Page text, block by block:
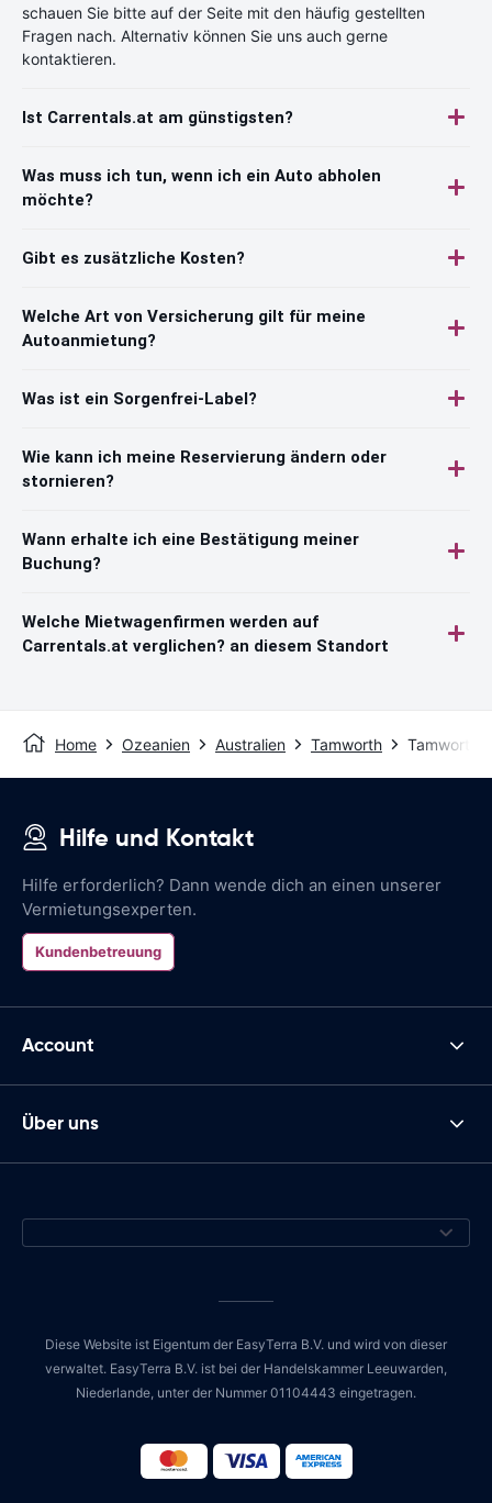
schauen Sie bitte auf der Seite mit den häufig gestellten
Fragen nach. Alternativ können Sie uns auch gerne
kontaktieren.
Ist Carrentals.at am günstigsten?
Was muss ich tun, wenn ich ein Auto abholen
möchte?
Gibt es zusätzliche Kosten?
Welche Art von Versicherung gilt für meine
Autoanmietung?
Was ist ein Sorgenfrei-Label?
Wie kann ich meine Reservierung ändern oder
stornieren?
Wann erhalte ich eine Bestätigung meiner
Buchung?
Welche Mietwagenfirmen werden auf
Carrentals.at verglichen? an diesem Standort
Home Ozeanien Australien Tamworth Tamworth
Hilfe und Kontakt
Hilfe erforderlich? Dann wende dich an einen unserer
Vermietungsexperten.
Kundenbetreuung
Account
Über uns
Diese Website ist Eigentum der EasyTerra B.V. und wird von dieser
verwaltet. EasyTerra B.V. ist bei der Handelskammer Leeuwarden,
Niederlande, unter der Nummer 01104443 eingetragen.